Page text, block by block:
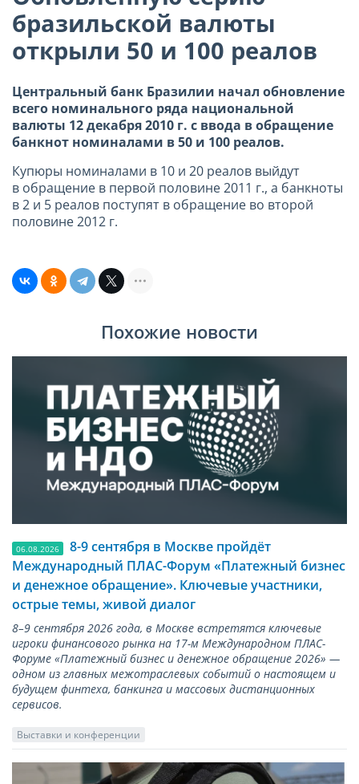
бразильской валюты
открыли 50 и 100 реалов
Центральный банк Бразилии начал обновление
всего номинального ряда национальной
валюты 12 декабря2010 г. с ввода в обращение
банкнот номиналами в 50 и 100 реалов.
Купюры номиналами в 10 и 20 реалов выйдут
в обращение в первой половине2011 г., а банкноты
в 2 и 5 реалов поступят в обращение во второй
половине2012 г.
Похожие новости
06.08.2026
8-9 сентября в Москве пройдёт
Международный ПЛАС-Форум «Платежный бизнес
и денежное обращение». Ключевые участники,
острые темы, живой диалог
8–9 сентября 2026 года, в Москве встретятся ключевые
игроки финансового рынка на 17-м Международном ПЛАС-
Форуме «Платежный бизнес и денежное обращение 2026» —
одном из главных межотраслевых событий о настоящем и
будущем финтеха, банкинга и массовых дистанционных
сервисов.
Выставки и конференции